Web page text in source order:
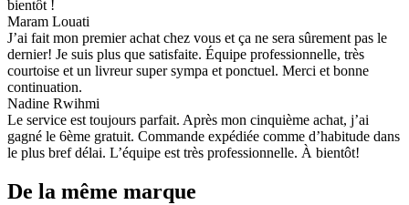
bientôt !
Maram Louati
J’ai fait mon premier achat chez vous et ça ne sera sûrement pas le
dernier! Je suis plus que satisfaite. Équipe professionnelle, très
courtoise et un livreur super sympa et ponctuel. Merci et bonne
continuation.
Nadine Rwihmi
Le service est toujours parfait. Après mon cinquième achat, j’ai
gagné le 6ème gratuit. Commande expédiée comme d’habitude dans
le plus bref délai. L’équipe est très professionnelle. À bientôt!
De la même marque